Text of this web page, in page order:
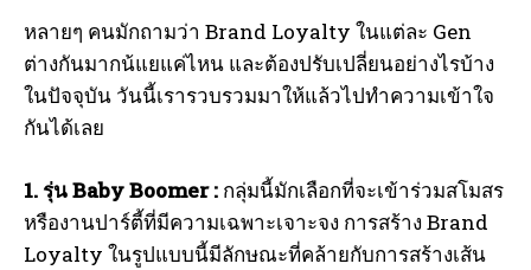
หลายๆ คนมักถามว่า Brand Loyalty ในแต่ละ Gen
ต่างกันมากน้แยแค่ไหน และต้องปรับเปลี่ยนอย่างไรบ้าง
ในปัจจุบัน วันนี้เรารวบรวมมาให้แล้วไปทำความเข้าใจ
กันได้เลย
1. รุ่น Baby Boomer : กลุ่มนี้มักเลือกที่จะเข้าร่วมสโมสร
หรืองานปาร์ตี้ที่มีความเฉพาะเจาะจง การสร้าง Brand
Loyalty ในรูปแบบนี้มีลักษณะที่คล้ายกับการสร้างเส้น